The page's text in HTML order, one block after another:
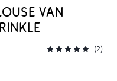
VAN
(2)